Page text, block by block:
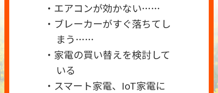
・エアコンが効かない……
・ブレーカーがすぐ落ちてし
まう……
・家電の買い替えを検討して
いる
・スマート家電、IoT家電に